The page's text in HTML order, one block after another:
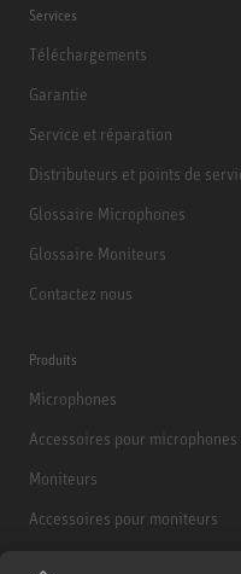
Services
Téléchargements
Garantie
Service et réparation
Distributeurs et points de
Glossaire Microphones
Glossaire Moniteurs
Contactez nous
Produits
Microphones
Accessoires pour microphones
Moniteurs
Accessoires pour moniteurs